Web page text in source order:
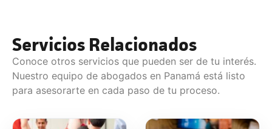
Servicios Relacionados
Conoce otros servicios que pueden ser de tu interés.
Nuestro equipo de abogados en Panamá está listo
para asesorarte en cada paso de tu proceso.